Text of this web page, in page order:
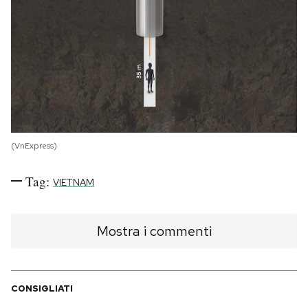
(VnExpress)
Tag: VIETNAM
Mostra i commenti
CONSIGLIATI